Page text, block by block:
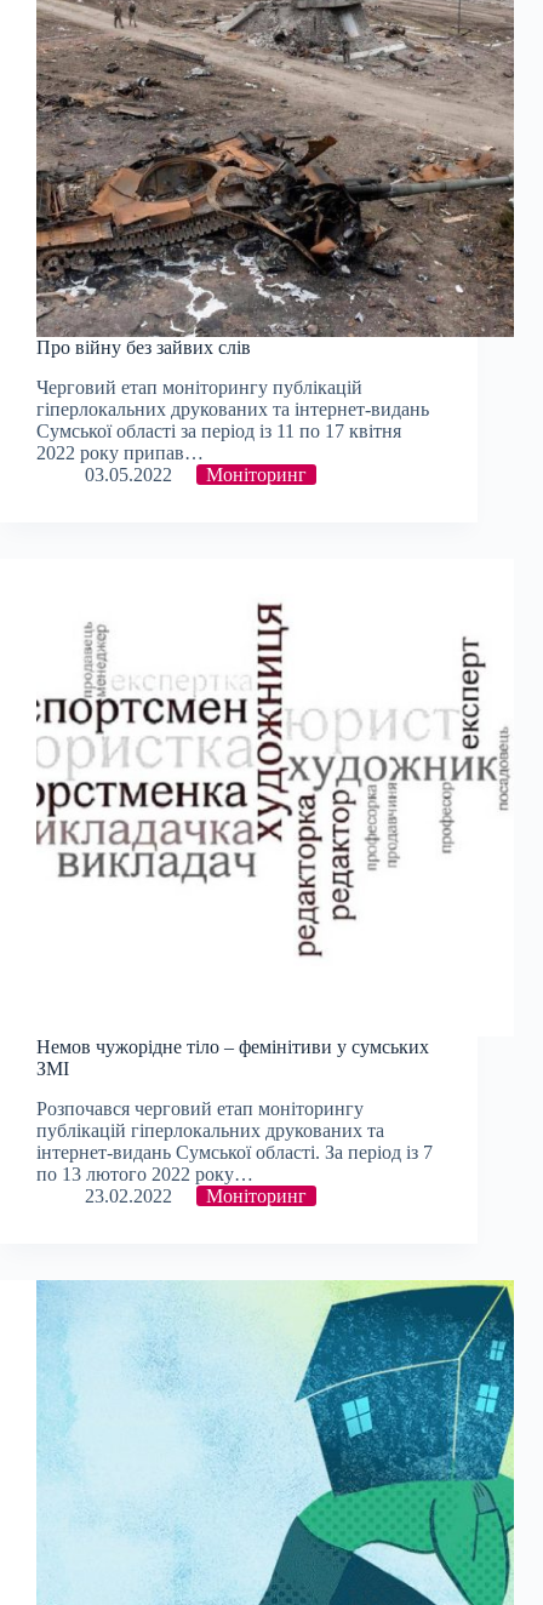
Про війну без зайвих слів
Черговий етап моніторингу публікацій
гіперлокальних друкованих та інтернет-видань
Сумської області за період із 11 по 17 квітня
2022 року припав…
03.05.2022
Моніторинг
Немов чужорідне тіло – фемінітиви у сумських
ЗМІ
Розпочався черговий етап моніторингу
публікацій гіперлокальних друкованих та
інтернет-видань Сумської області. За період із 7
по 13 лютого 2022 року…
23.02.2022
Моніторинг